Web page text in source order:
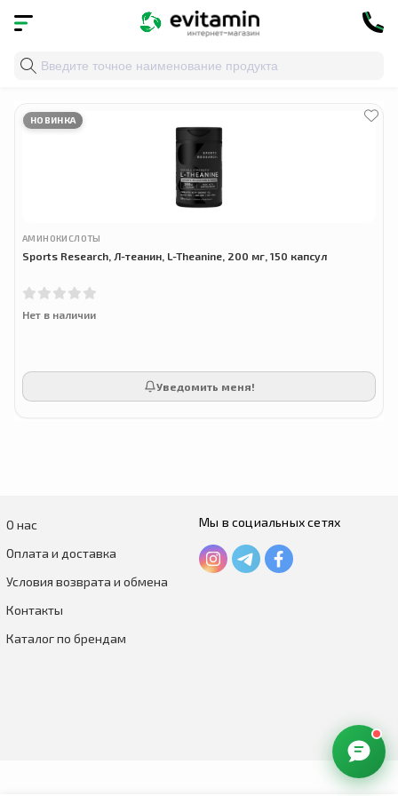
Главная » sports research l-theanine
НОВИНКА
АМИНОКИСЛОТЫ
Sports Research, Л-теанин, L-Theanine, 200 мг, 150 капсул
Нет в наличии
Уведомить меня!
О нас
Оплата и доставка
Условия возврата и обмена
Контакты
Каталог по брендам
Мы в социальных сетях